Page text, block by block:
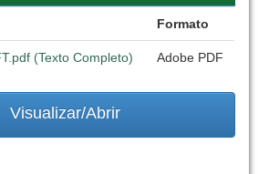
Formato
(Texto Completo) Adobe PDF
Visualizar/Abrir